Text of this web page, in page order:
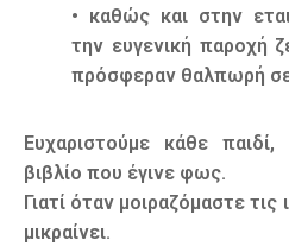
• καθώς και στην
την ευγενική παροχή
πρόσφεραν θαλπωρή σε
Ευχαριστούμε κάθε
βιβλίο που έγινε φως.
Γιατί όταν μοιραζόμαστε
μικραίνει.